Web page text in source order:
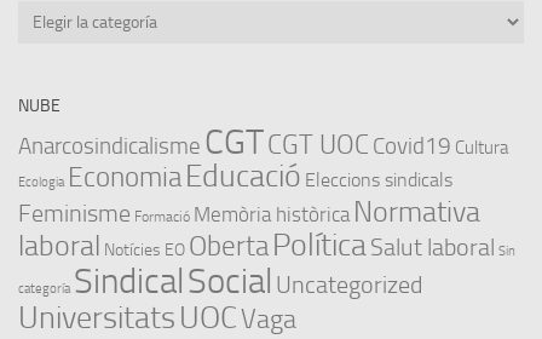
Categories
NUBE
Anarcosindicalisme CGTCGT UOC Covid19 Cultura
Ecologia EconomiaEducació Eleccions sindicals
Feminisme Formació Memòria històrica Normativa
laboral Notícies EO ObertaPolíticaSalut laboral Sin
categoría SindicalSocial Uncategorized
UniversitatsUOCVaga